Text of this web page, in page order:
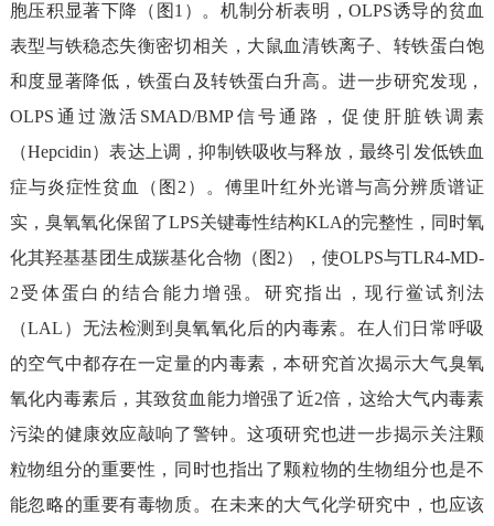
胞压积显著下降（图 1 ）。机制分析表明，OLPS诱导的贫血
表型与铁稳态失衡密切相关，大鼠血清铁离子、转铁蛋白饱
和度显著降低，铁蛋白及转铁蛋白升高。进一步研究发现，
OLPS 通过激活 SMAD/BMP信号通路，促使肝脏铁调素
（Hepcidin）表达上调，抑制铁吸收与释放，最终引发低铁血
症与炎症性贫血
（图 2 ）。傅里叶红外光谱与高分辨质谱证
实，臭氧氧化保留了LPS关键毒性结构KLA的完整性，同时氧
化其羟基基团生成羰基化合物（图 2） ， 使OLPS与TLR4-MD-
2 受体蛋白的结合能力增强。研究指出，现行鲎试剂法
（LAL ）无法检测到臭氧氧化后的内毒素。 在人们日常呼吸
的空气中都存在一定量的内毒素，本研究首次揭示大气臭氧
氧化内毒素后，其致贫血能力增强了近2倍，这给大气内毒素
污染的健康效应敲响了警钟。这项研究也进一步揭示关注颗
粒物组分的重要性，同时也指出了颗粒物的生物组分也是不
能忽略的重要有毒物质。在未来的大气化学研究中，也应该